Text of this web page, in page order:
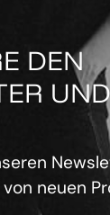
DEN
neuen